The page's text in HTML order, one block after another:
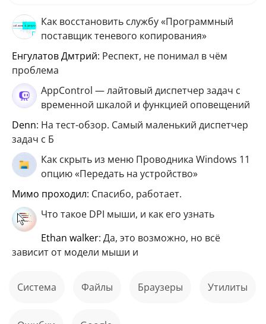
Как восстановить службу «Программный
поставщик теневого копирования»
Енгулатов Дмтрий: Респект, не понимал в чём
проблема
AppControl — лайтовый диспетчер задач с
временной шкалой и функцией оповещений
Denn: На тест-обзор. Самый маленький диспетчер
задач с Б
Как скрыть из меню Проводника Windows 11
опцию «Передать на устройство»
мимо проходил: Спасибо, работает.
Что такое DPI мыши, и как его узнать
ethan walker: Да, это возможно, но всё
зависит от модели мыши и
Система файлы Браузеры Утилиты